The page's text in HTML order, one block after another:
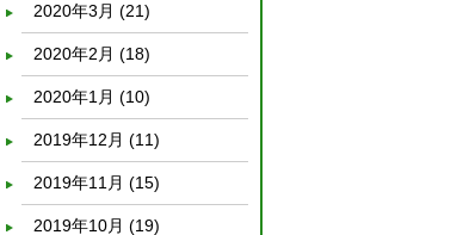
2020年3月 (21)
2020年2月 (18)
2020年1月 (10)
2019年12月 (11)
2019年11月 (15)
2019年10月 (19)